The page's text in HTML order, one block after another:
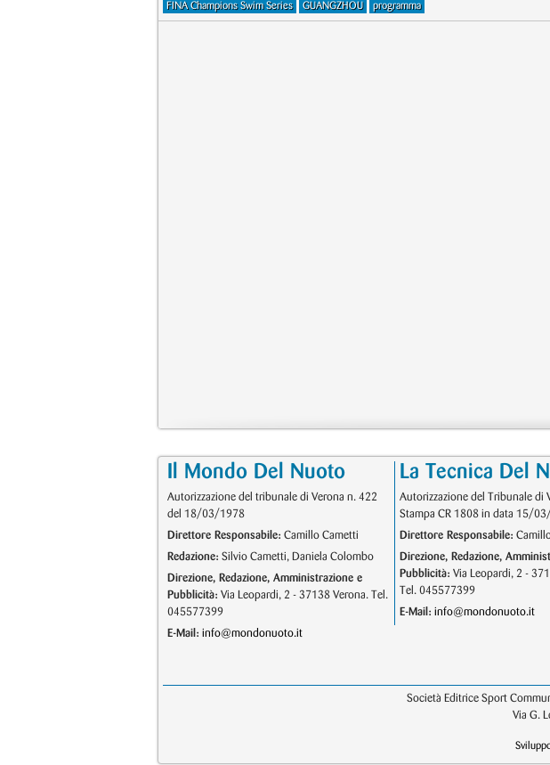
FINA Champions Swim Series GUANGZHOU programma
Il Mondo Del Nuoto
Autorizzazione del tribunale di Verona n. 422
del 18/03/1978
Direttore Responsabile: Camillo Cametti
Redazione: Silvio Cametti, Daniela Colombo
Direzione, Redazione, Amministrazione e
Pubblicità: Via Leopardi, 2 - 37138 Verona. Tel.
045577399
E-Mail: info@mondonuoto.it
La Tecnica Del
Autorizzazione del Tribunale di
Stampa CR 1808 in data 15/
Direttore Responsabile:
Direzione, Redazione,
Pubblicità: Via Leopardi, 2 -
Tel. 045577399
E-Mail: info@mondonuoto.it
Società Editrice Sport
Via G.